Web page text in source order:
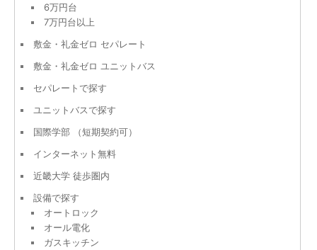
6万円台
7万円台以上
敷金・礼金ゼロ セパレート
敷金・礼金ゼロ ユニットバス
セパレートで探す
ユニットバスで探す
国際学部 （短期契約可）
インターネット無料
近畿大学 徒歩圏内
設備で探す
オートロック
オール電化
ガスキッチン